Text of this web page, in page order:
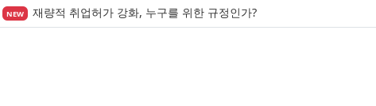
NEW 재량적 취업허가 강화, 누구를 위한 규정인가?